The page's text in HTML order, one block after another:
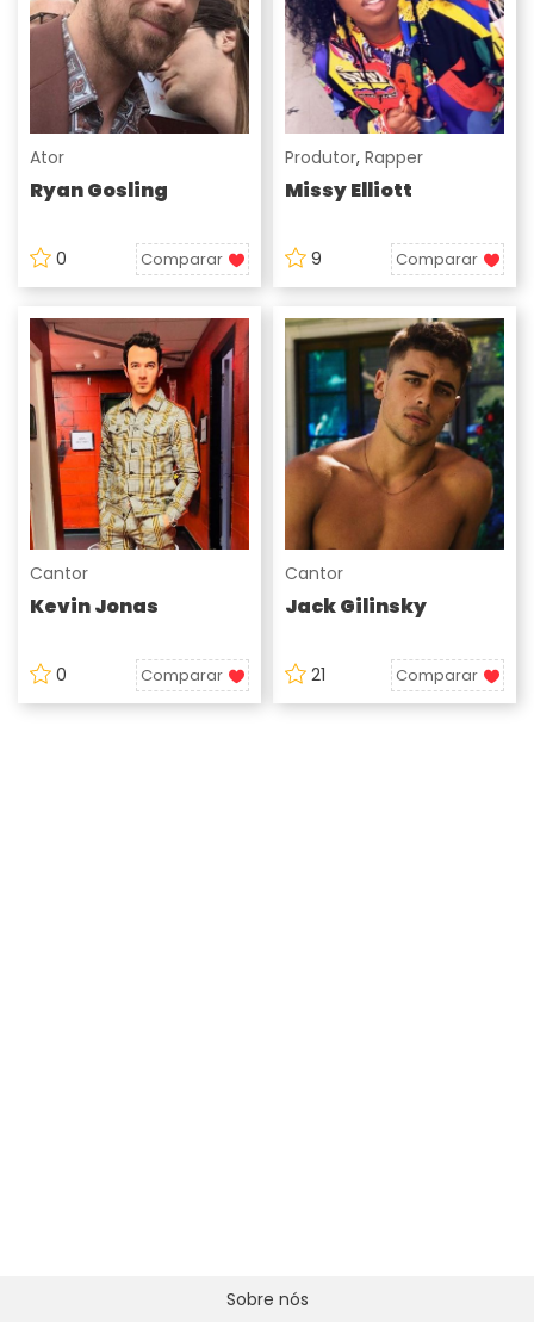
Ator
Ryan Gosling
0 Comparar
Produtor, Rapper
Missy Elliott
9 Comparar
Cantor
Kevin Jonas
0 Comparar
Cantor
Jack Gilinsky
21 Comparar
Sobre nós